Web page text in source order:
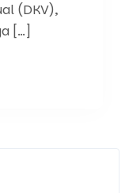
(DKV),
[…]